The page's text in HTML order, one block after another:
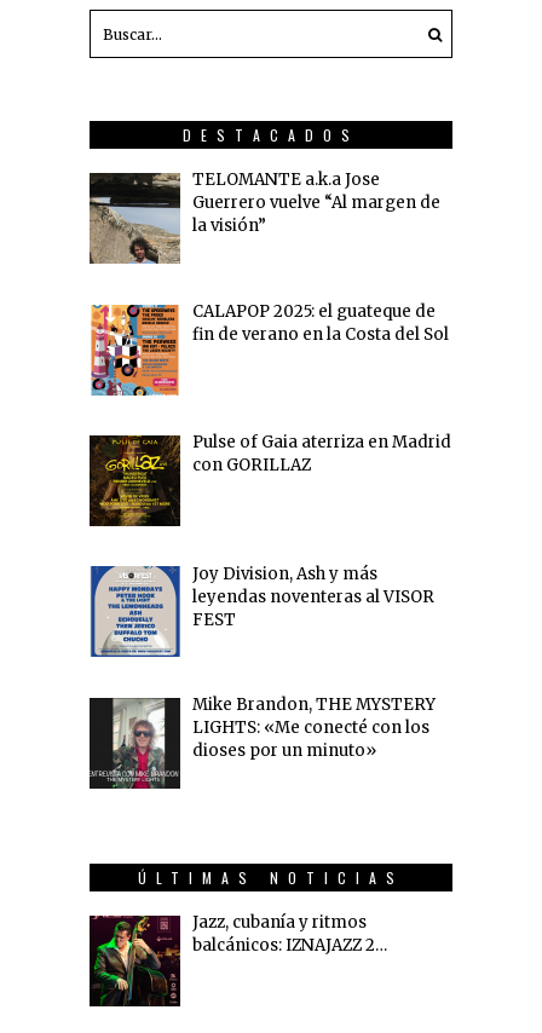
DESTACADOS
TELOMANTE a.k.a Jose
Guerrero vuelve “Al margen de
la visión”
CALAPOP 2025: el guateque de
fin de verano en la Costa del Sol
Pulse of Gaia aterriza en Madrid
con GORILLAZ
Joy Division, Ash y más
leyendas noventeras al VISOR
FEST
Mike Brandon, THE MYSTERY
LIGHTS: «Me conecté con los
dioses por un minuto»
ÚLTIMAS NOTICIAS
Jazz, cubanía y ritmos
balcánicos: IZNAJAZZ 2…